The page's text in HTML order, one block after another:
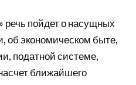
речь пойдет о насущных
об экономическом быте,
податной системе,
ближайшего